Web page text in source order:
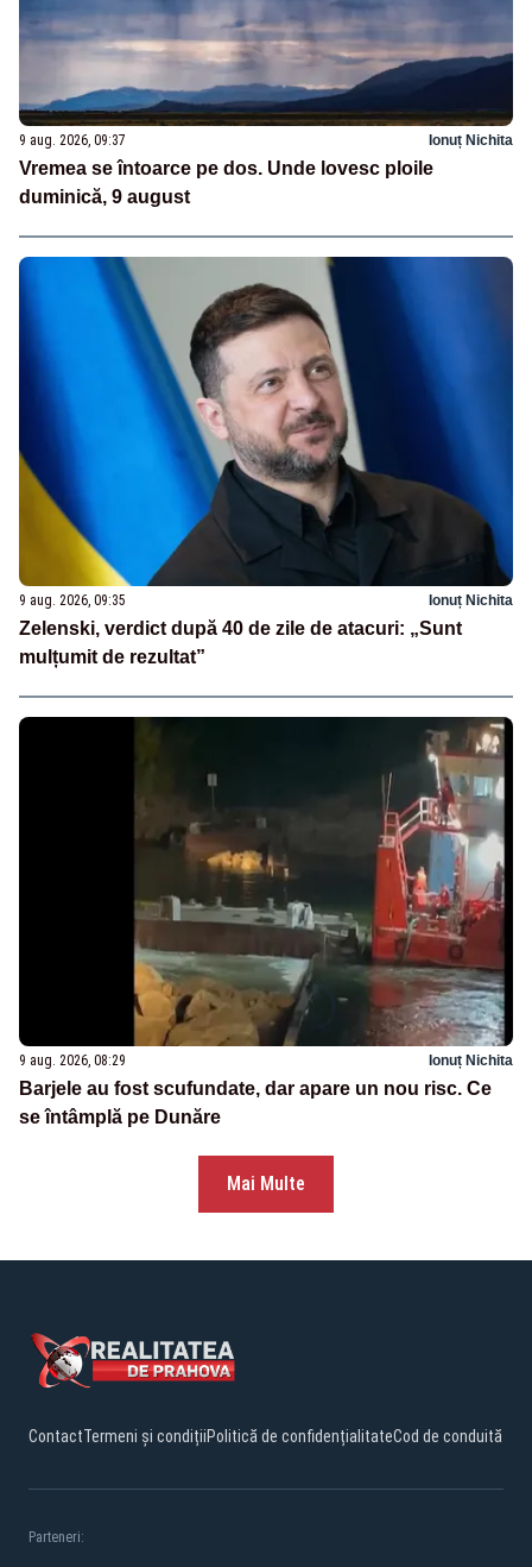
9 aug. 2026, 09:37 Ionuț Nichita
Vremea se întoarce pe dos. Unde lovesc ploile
duminică, 9 august
9 aug. 2026, 09:35 Ionuț Nichita
Zelenski, verdict după 40 de zile de atacuri: „Sunt
mulțumit de rezultat”
9 aug. 2026, 08:29 Ionuț Nichita
Barjele au fost scufundate, dar apare un nou risc. Ce
se întâmplă pe Dunăre
Mai Multe
ContactTermeni și condițiiPolitică de confidențialitateCod de conduită
Parteneri: